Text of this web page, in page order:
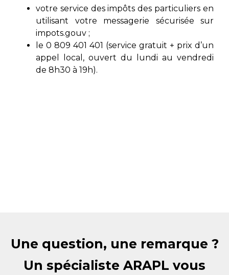
votre service des impôts des particuliers en
utilisant votre messagerie sécurisée sur
impots.gouv ;
le 0 809 401 401 (service gratuit + prix d’un
appel local, ouvert du lundi au vendredi
de 8h30 à 19h).
Une question, une remarque ?
Un spécialiste ARAPL vous